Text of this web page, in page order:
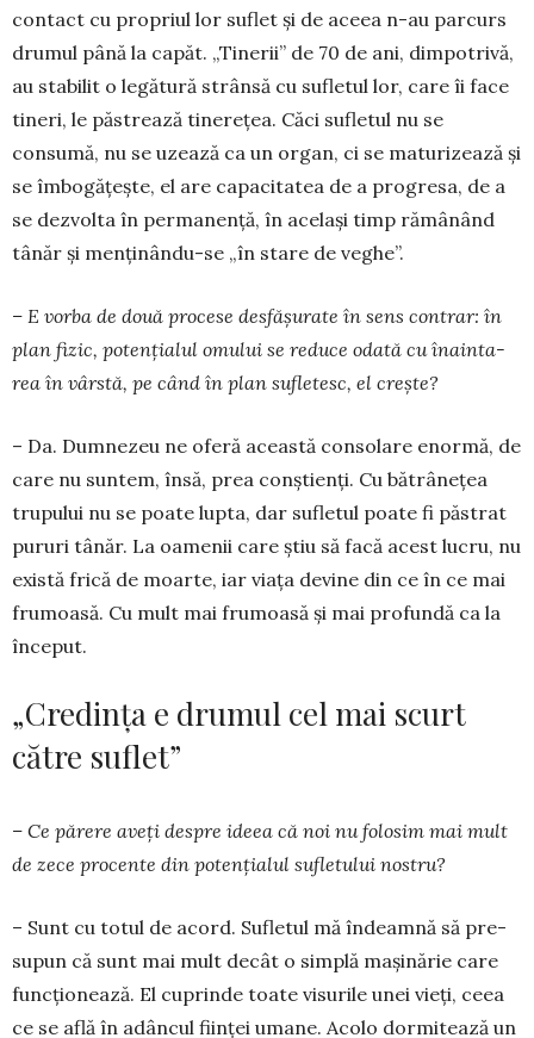
contact cu propriul lor suflet și de aceea n-au par­curs
drumul până la capăt. „Tinerii” de 70 de ani, dim­potrivă,
au stabilit o legătură strânsă cu sufletul lor, care îi face
tineri, le păstrează tinerețea. Căci sufletul nu se
consumă, nu se uzează ca un organ, ci se ma­tu­ri­zează și
se îmbogățește, el are ca­pacitatea de a pro­gresa, de a
se dezvolta în per­manență, în același timp rămânând
tânăr și men­ținându-se „în stare de veghe”.
– E vorba de două procese desfășurate în sens con­trar: în
plan fizic, potențialul omului se reduce oda­tă cu înain­ta­
rea în vârstă, pe când în plan su­fle­tesc, el crește?
– Da. Dumnezeu ne oferă această consolare enor­mă, de
care nu suntem, însă, prea conștienți. Cu bă­trâ­nețea
trupului nu se poate lupta, dar su­fletul poate fi păstrat
pururi tânăr. La oamenii care știu să facă acest lucru, nu
există frică de moarte, iar viața devine din ce în ce mai
frumoasă. Cu mult mai frumoasă și mai pro­fundă ca la
început.
„Credința e drumul cel mai scurt
către suflet”
– Ce părere aveți despre ideea că noi nu folosim mai mult
de zece pro­cente din potențialul su­fle­tu­lui nos­tru?
– Sunt cu totul de acord. Sufletul mă îndeamnă să pre­
supun că sunt mai mult decât o simplă mașinărie care
funcționează. El cuprinde toate visurile unei vieți, ceea
ce se află în adâncul ființei umane. Acolo dor­mi­tează un